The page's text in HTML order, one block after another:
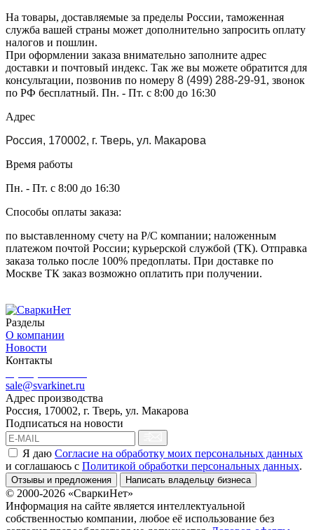
На товары, доставляемые за пределы России, таможенная
служба вашей страны может дополнительно запросить оплату
налогов и пошлин.
При оформлении заказа внимательно заполните адрес
доставки и почтовый индекс. Так же вы можете обратится для
консультации, позвонив по номеру 8 (499) 288-29-91, звонок
по РФ бесплатный. Пн. - Пт. с 8:00 до 16:30
Адрес
Россия, 170002, г. Тверь, ул. Макарова
Время работы
Пн. - Пт. с 8:00 до 16:30
Способы оплаты заказа:
по выставленному счету на Р/С компании; наложенным
платежом почтой России; курьерской службой (ТК). Отправка
заказа только после 100% предоплаты. При доставке по
Москве ТК заказ возможно оплатить при получении.
Разделы
О компании
Новости
Контакты
sale@svarkinet.ru
Адрес производства
Россия, 170002, г. Тверь, ул. Макарова
Подписаться на новости
Я даю Согласие на обработку моих персональных данных
и соглашаюсь c Политикой обработки персональных данных.
Отзывы и предложения Написать владельцу бизнеса
© 2000-2026 «СваркиНет»
Информация на сайте является интеллектуальной
собственностью компании, любое её использование без